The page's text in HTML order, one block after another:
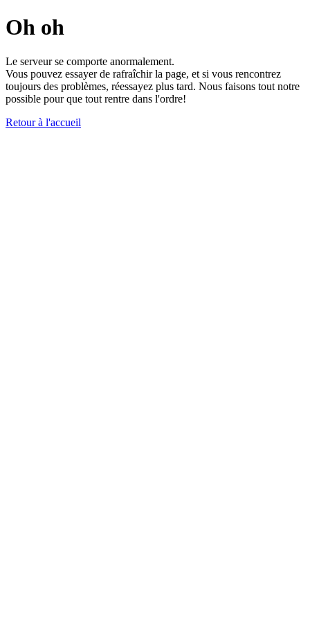
Oh oh
Le serveur se comporte anormalement.
Vous pouvez essayer de rafraîchir la page, et si vous rencontrez
toujours des problèmes, réessayez plus tard. Nous faisons tout notre
possible pour que tout rentre dans l'ordre!
Retour à l'accueil